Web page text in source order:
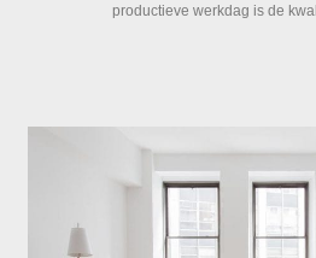
productieve werkdag is de